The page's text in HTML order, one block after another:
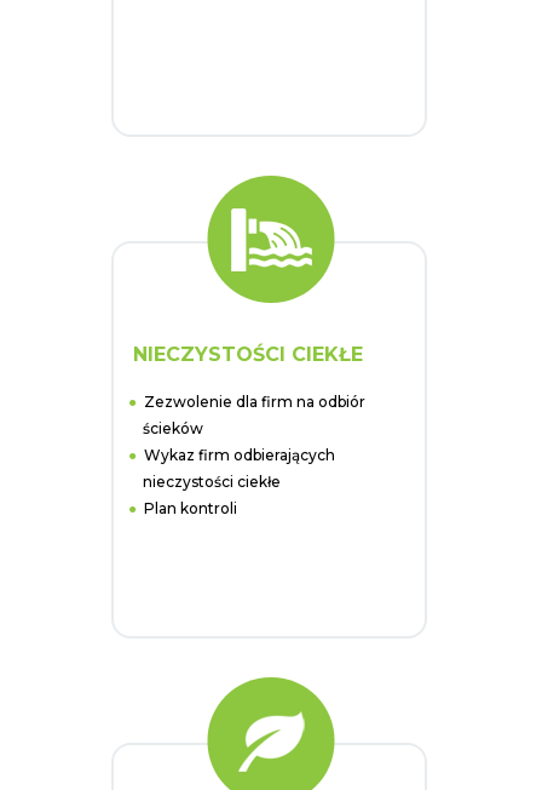
NIECZYSTOŚCI CIEKŁE
Zezwolenie dla firm na odbiór
ścieków
Wykaz firm odbierających
nieczystości ciekłe
Plan kontroli